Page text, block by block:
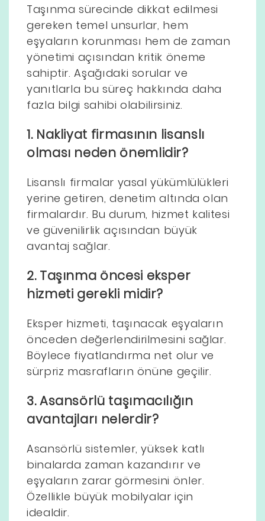
Taşınma sürecinde dikkat edilmesi
gereken temel unsurlar, hem
eşyaların korunması hem de zaman
yönetimi açısından kritik öneme
sahiptir. Aşağıdaki sorular ve
yanıtlarla bu süreç hakkında daha
fazla bilgi sahibi olabilirsiniz.
1. Nakliyat firmasının lisanslı
olması neden önemlidir?
Lisanslı firmalar yasal yükümlülükleri
yerine getiren, denetim altında olan
firmalardır. Bu durum, hizmet kalitesi
ve güvenilirlik açısından büyük
avantaj sağlar.
2. Taşınma öncesi eksper
hizmeti gerekli midir?
Eksper hizmeti, taşınacak eşyaların
önceden değerlendirilmesini sağlar.
Böylece fiyatlandırma net olur ve
sürpriz masrafların önüne geçilir.
3. Asansörlü taşımacılığın
avantajları nelerdir?
Asansörlü sistemler, yüksek katlı
binalarda zaman kazandırır ve
eşyaların zarar görmesini önler.
Özellikle büyük mobilyalar için
idealdir.